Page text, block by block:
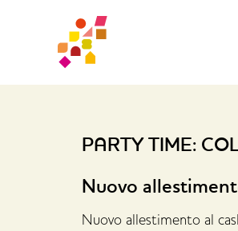
PARTY TIME:
Nuovo
Nuovo allestimento al